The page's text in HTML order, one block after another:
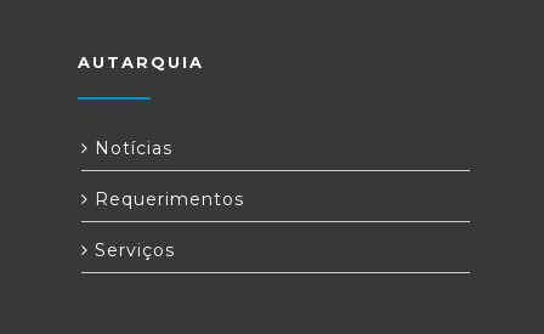
AUTARQUIA
Notícias
Requerimentos
Serviços